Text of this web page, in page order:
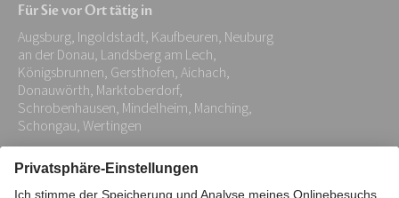
Adresse:
*
Für Sie vor Ort tätig in
Augsburg, Ingoldstadt, Kaufbeuren, Neuburg
an der Donau, Landsberg am Lech,
Königsbrunnen, Gersthofen, Aichach,
Donauwörth, Marktoberdorf,
Schrobenhausen, Mindelheim, Manching,
Schongau, Wertingen
Impressum Datenschutz Stiftung